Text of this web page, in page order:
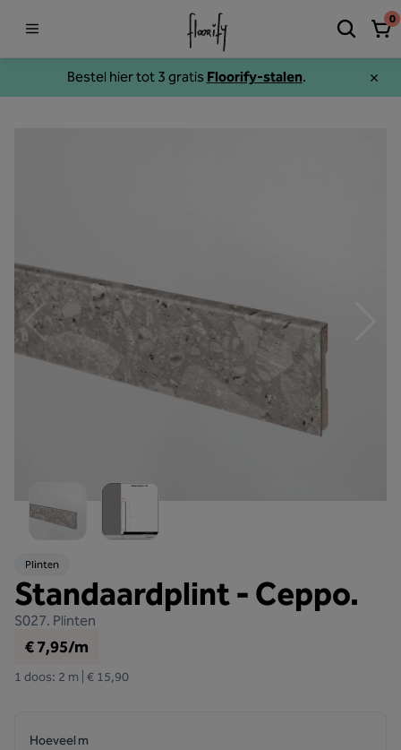
Bestel hier tot 3 gratis Floorify-stalen.
0
Plinten
Standaardplint - Ceppo.
S027. Plinten
€ 7,95/m
1 doos: 2 m | € 15,90
Hoeveel m